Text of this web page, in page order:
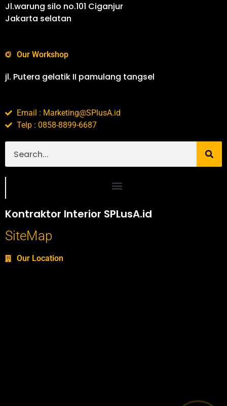
Jl.warung silo no.101 Ciganjur
Jakarta selatan
Our Workshop
jl. Putera gelatik II pamulang tangsel
Email : Marketing@SPlusA.id
Telp : 0858-8899-6687
Kontraktor Interior SPLusA.id
SiteMap
Our Location